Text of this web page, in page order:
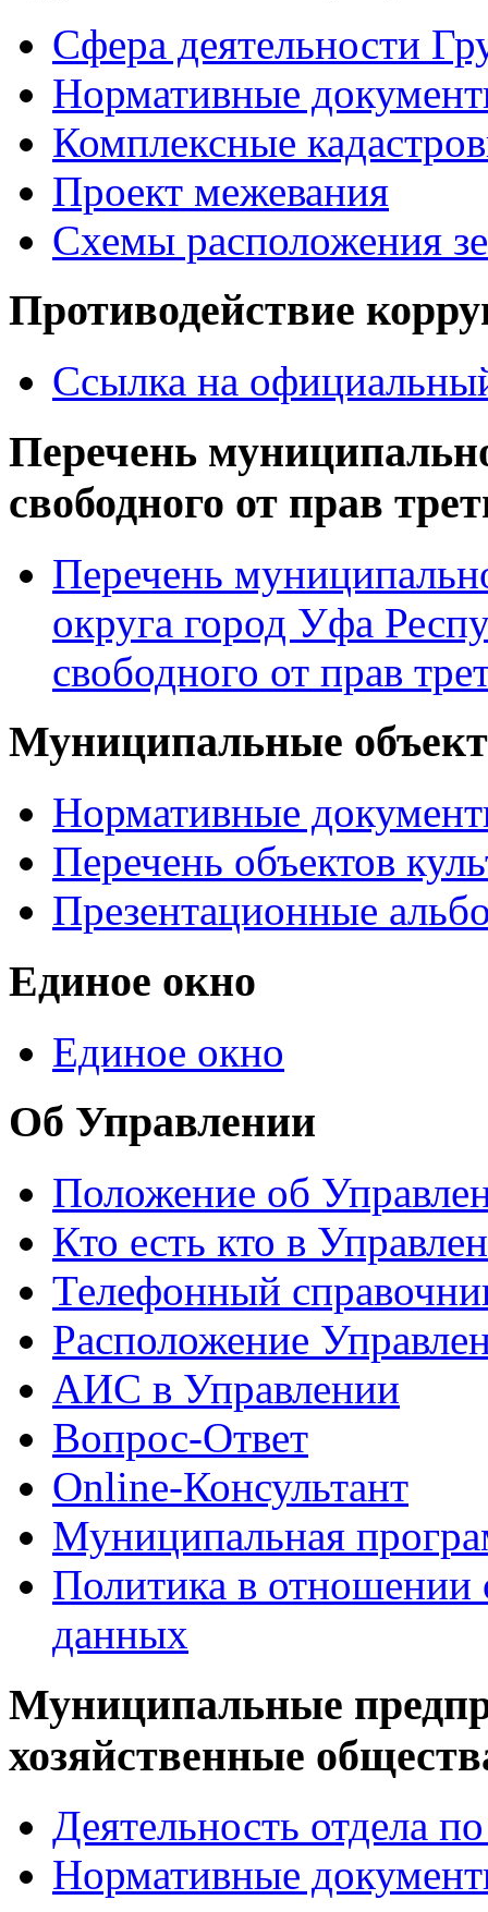
Сфера деятельности
Нормативные
Комплексные
Проект межевания
Схемы расположения
Противодействие
Ссылка на
Перечень
свободного от прав
Перечень
округа город Уфа
свободного от прав
Муниципальные
Нормативные
Перечень объектов
Презентационные
Единое окно
Единое окно
Об Управлении
Положение об
Кто есть кто в
Телефонный
Расположение
АИС в Управлении
Вопрос-Ответ
Online-Консультант
Муниципальная
Политика в отношении
данных
Муниципальные
хозяйственные
Деятельность отдела
Нормативные